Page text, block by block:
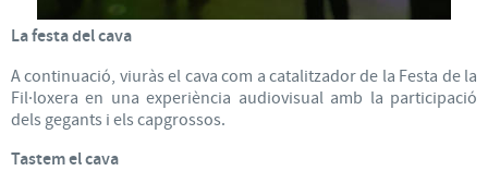
La festa del cava
A continuació, viuràs el cava com a catalitzador de la Festa de la
Fil·loxera en una experiència audiovisual amb la participació
dels gegants i els capgrossos.
Tastem el cava